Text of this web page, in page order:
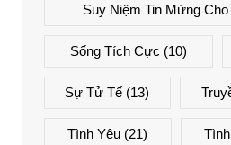
Suy Niệm Tin Mừng
Sống Tích Cực (10)
Sự Tử Tế (13)
Tình Yêu (21)